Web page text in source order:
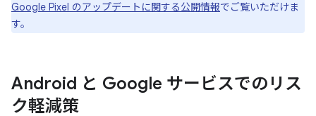
Google Pixel のアップデートに関する公開情報でご覧いただけま
す。
Android と Google サービスでのリス
ク軽減策